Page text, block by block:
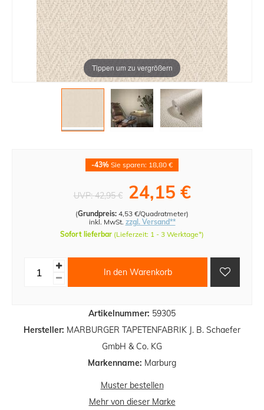
Tippen um zu vergrößern
Artikelnummer: 59305
Hersteller: MARBURGER TAPETENFABRIK J. B. Schaefer
GmbH & Co. KG
Markenname: Marburg
-43% Sie sparen: 18,80 €
UVP:42,95 € 24,15 €
(Grundpreis: 4,53 €/Quadratmeter)
inkl. MwSt. zzgl. Versand**
Sofort lieferbar (Lieferzeit: 1 - 3 Werktage*)
In den Warenkorb
Muster bestellen
Mehr von dieser Marke